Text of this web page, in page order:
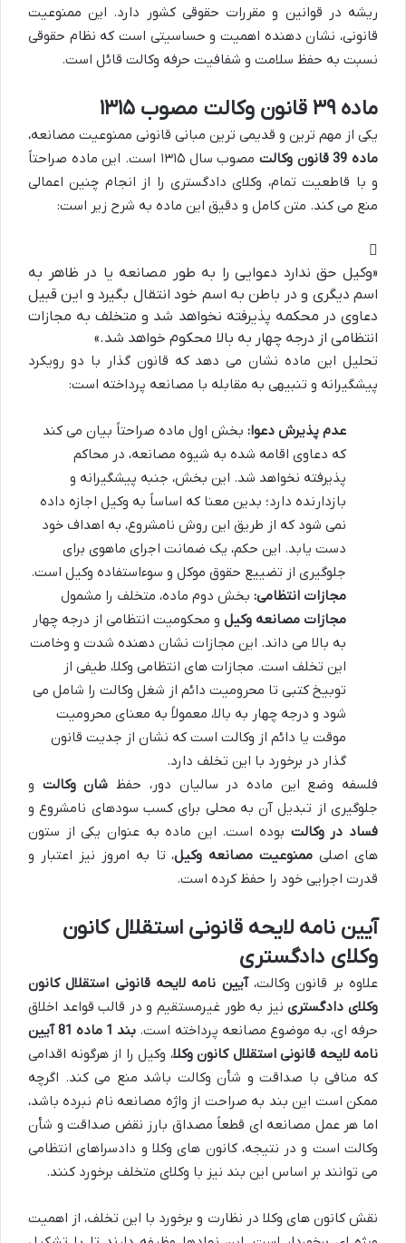
ریشه در قوانین و مقررات حقوقی کشور دارد. این ممنوعیت
قانونی، نشان دهنده اهمیت و حساسیتی است که نظام حقوقی
نسبت به حفظ سلامت و شفافیت حرفه وکالت قائل است.
ماده ۳۹ قانون وکالت مصوب ۱۳۱۵
یکی از مهم ترین و قدیمی ترین مبانی قانونی ممنوعیت مصانعه،
ماده 39 قانون وکالت
مصوب سال ۱۳۱۵ است. این ماده صراحتاً
و با قاطعیت تمام، وکلای دادگستری را از انجام چنین اعمالی
منع می کند. متن کامل و دقیق این ماده به شرح زیر است:
«وکیل حق ندارد دعوایی را به طور مصانعه یا در ظاهر به
اسم دیگری و در باطن به اسم خود انتقال بگیرد و این قبیل
دعاوی در محکمه پذیرفته نخواهد شد و متخلف به مجازات
انتظامی از درجه چهار به بالا محکوم خواهد شد.»
تحلیل این ماده نشان می دهد که قانون گذار با دو رویکرد
پیشگیرانه و تنبیهی به مقابله با مصانعه پرداخته است:
عدم پذیرش دعوا: بخش اول ماده صراحتاً بیان می کند
که دعاوی اقامه شده به شیوه مصانعه، در محاکم
پذیرفته نخواهد شد. این بخش، جنبه پیشگیرانه و
بازدارنده دارد؛ بدین معنا که اساساً به وکیل اجازه داده
نمی شود که از طریق این روش نامشروع، به اهداف خود
دست یابد. این حکم، یک ضمانت اجرای ماهوی برای
جلوگیری از تضییع حقوق موکل و سوءاستفاده وکیل است.
مجازات انتظامی: بخش دوم ماده، متخلف را مشمول
مجازات مصانعه وکیل و محکومیت انتظامی از درجه چهار
به بالا می داند. این مجازات نشان دهنده شدت و وخامت
این تخلف است. مجازات های انتظامی وکلا، طیفی از
توبیخ کتبی تا محرومیت دائم از شغل وکالت را شامل می
شود و درجه چهار به بالا، معمولاً به معنای محرومیت
موقت یا دائم از وکالت است که نشان از جدیت قانون
گذار در برخورد با این تخلف دارد.
فلسفه وضع این ماده در سالیان دور، حفظ شان وکالت و
جلوگیری از تبدیل آن به محلی برای کسب سودهای نامشروع و
فساد در وکالت بوده است. این ماده به عنوان یکی از ستون
های اصلی ممنوعیت مصانعه وکیل، تا به امروز نیز اعتبار و
قدرت اجرایی خود را حفظ کرده است.
آیین نامه لایحه قانونی استقلال کانون
وکلای دادگستری
علاوه بر قانون وکالت،آیین نامه لایحه قانونی استقلال کانون
وکلای دادگسترینیز به طور غیرمستقیم و در قالب قواعد اخلاق
حرفه ای، به موضوع مصانعه پرداخته است.
بند 1 ماده 81 آیین
نامه لایحه قانونی استقلال کانون وکلا، وکیل را از هرگونه اقدامی
که منافی با صداقت و شأن وکالت باشد منع می کند. اگرچه
ممکن است این بند به صراحت از واژه مصانعه نام نبرده باشد،
اما هر عمل مصانعه ای قطعاً مصداق بارز نقض صداقت و شأن
وکالت است و در نتیجه، کانون های وکلا و دادسراهای انتظامی
می توانند بر اساس این بند نیز با وکلای متخلف برخورد کنند.
نقش کانون های وکلا در نظارت و برخورد با این تخلف، از اهمیت